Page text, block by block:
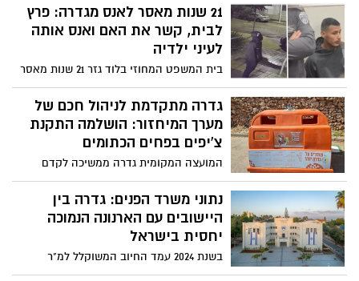
הישראלים ממשיכים לדחות את גיל הנישואים,
יותר זוגות בוחרים לחיות יחד ללא חתונה,
ובמקביל נרשמה התאוששות במספר הזוגות
המלחמה
21 שנות מאסר לאנס מגדרה: פרץ
לבית, קשר את האם ואנס אותה
לעיני ילדיה
בית המשפט המחוזי בלוד גזר 21 שנות מאסר
בפועל על ברכאת אבו עסה, שהורשע באינוס
בנסיבות מחמירות, התפרצות והתעללות
בקטין, לאחר שפרץ לבית בגדרה, קשר את
האם ואנס אותה לעיני ילדיה. בנוסף, חויב
גדרה מתקדמת לניהול חכם של
מערך המיחזור: הושלמה התקנת
צ'יפים בפחים הכתומים
המועצה המקומית גדרה ממשיכה לקדם
פתרונות חדשניים בתחום איכות הסביבה
וניהול הפסולת. בימים אלו הושלמה התקנת
מערכת חכמה לזיהוי נפח האשפה בפחים
הכתומים ברחבי המושבה, לאחר שבחודשים
חדשים
נתוני משרד הפנים: גדרה בין
היישובים עם הארנונה הנמוכה
יחסית בישראל
בשנת 2024 עמד החיוב המשוקלל למ"ר
למגורים בגדרה על 49 שקל בלבד – נמוך